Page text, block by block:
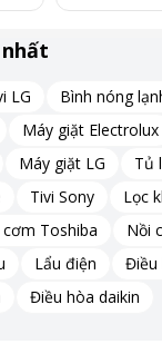
tạo ra tài liệu sắc
hay bản vẽ,
600 x 600 dpi vẫn
đảm bảo sự
LG Bình nóng
Máy giặt Electrolux
Máy giặt LG
Tủ
Tivi Sony
Lọc
cơm Toshiba
Nồi
Lẩu điện
Điều
Điều hòa daikin